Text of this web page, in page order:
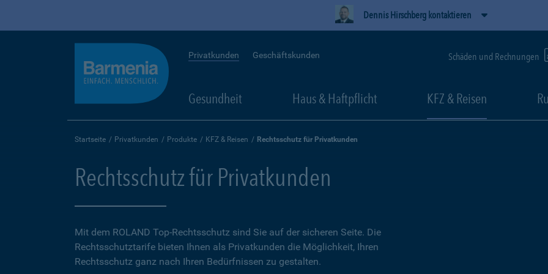
Dennis Hirschberg kontaktieren
Privatkunden Geschäftskunden Schäden und Rechnungen
Gesundheit Haus & Haftpflicht KFZ & Reisen
Startseite Privatkunden Produkte KFZ & Reisen Rechtsschutz für Privatkunden
Rechtsschutz für Privatkunden
Mit dem ROLAND Top-Rechtsschutz sind Sie auf der sicheren Seite. Die
Rechtsschutztarife bieten Ihnen als Privatkunden die Möglichkeit, Ihren
Rechtsschutz ganz nach Ihren Bedürfnissen zu gestalten.